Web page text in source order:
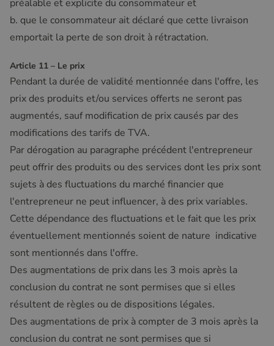
préalable et explicite du consommateur et
b. que le consommateur ait déclaré que cette livraison
emportait la perte de son droit à rétractation.
Article 11 – Le prix
Pendant la durée de validité mentionnée dans l'offre, les
prix des produits et/ou services offerts ne seront pas
augmentés, sauf modification de prix causés par des
modifications des tarifs de TVA.
Par dérogation au paragraphe précédent l'entrepreneur
peut offrir des produits ou des services dont les prix sont
sujets à des fluctuations du marché financier que
l'entrepreneur ne peut influencer, à des prix variables.
Cette dépendance des fluctuations et le fait que les prix
éventuellement mentionnés soient de nature indicative
sont mentionnés dans l'offre.
Des augmentations de prix dans les 3 mois après la
conclusion du contrat ne sont permises que si elles
résultent de règles ou de dispositions légales.
Des augmentations de prix à compter de 3 mois après la
conclusion du contrat ne sont permises que si